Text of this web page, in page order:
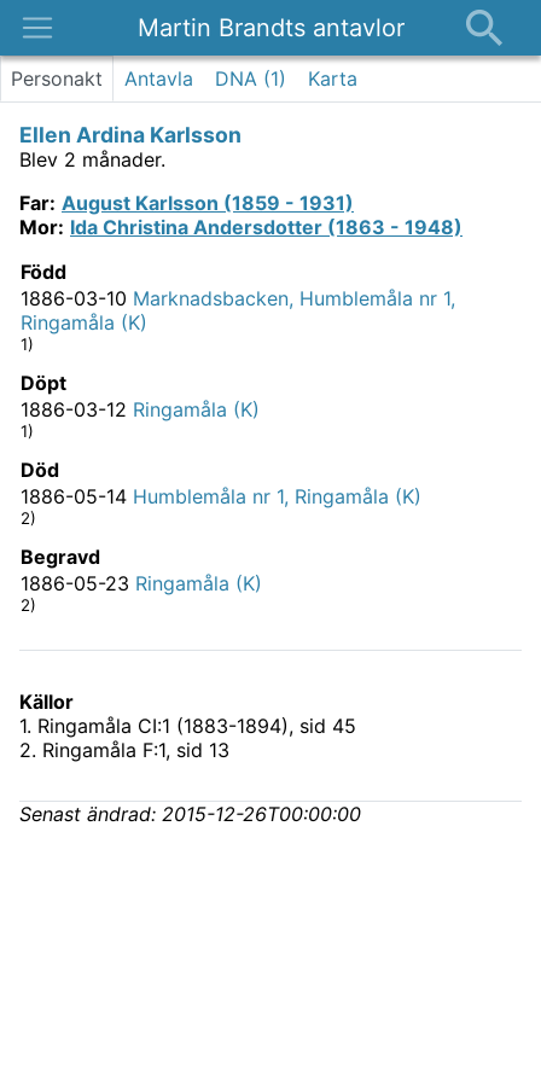
Martin Brandts antavlor
Platser
Om
Kontakt
Personakt Antavla DNA (1) Karta
Ellen Ardina Karlsson
Blev 2 månader.
Far: August Karlsson (1859 - 1931)
Mor: Ida Christina Andersdotter (1863 - 1948)
Född
1886-03-10 Marknadsbacken, Humblemåla nr 1,
Ringamåla (K)
1)
Döpt
1886-03-12 Ringamåla (K)
1)
Död
1886-05-14 Humblemåla nr 1, Ringamåla (K)
2)
Begravd
1886-05-23 Ringamåla (K)
2)
Källor
1. Ringamåla CI:1 (1883-1894), sid 45
2. Ringamåla F:1, sid 13
Senast ändrad: 2015-12-26T00:00:00